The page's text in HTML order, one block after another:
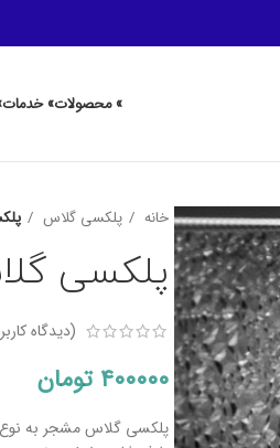
» محصولات» خدمات
خانه پلکسی گلاس
پلکسی
(دیدگاه کاربر
۴۰۰۰۰۰ تومان
پلکسی گلاس مشجر به نوع